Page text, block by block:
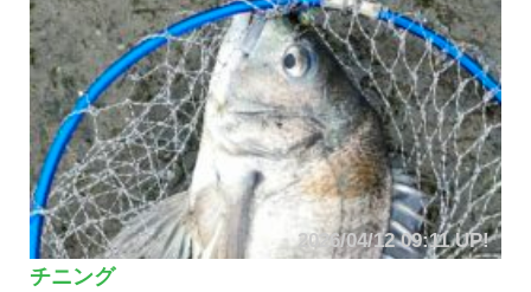
2026/04/12 09:11 UP!
チニング